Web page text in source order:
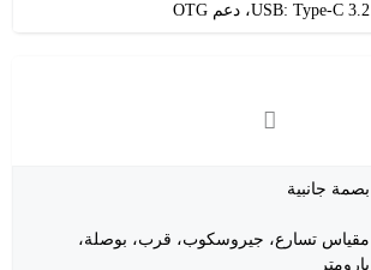
USB: Type-C 3.2، دعم OTG
بصمة جانبية
مقياس تسارع، جيروسكوب، قرب، بوصلة،
بارومتر